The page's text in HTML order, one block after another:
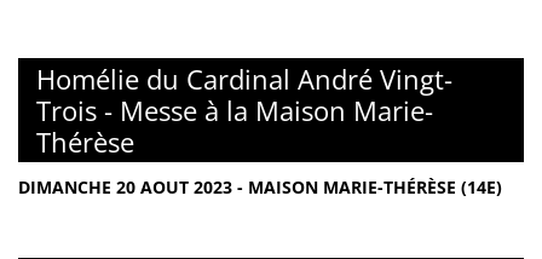
Homélie du Cardinal André Vingt-
Trois - Messe à la Maison Marie-
Thérèse
DIMANCHE 20 AOUT 2023 - MAISON MARIE-THÉRÈSE (14E)